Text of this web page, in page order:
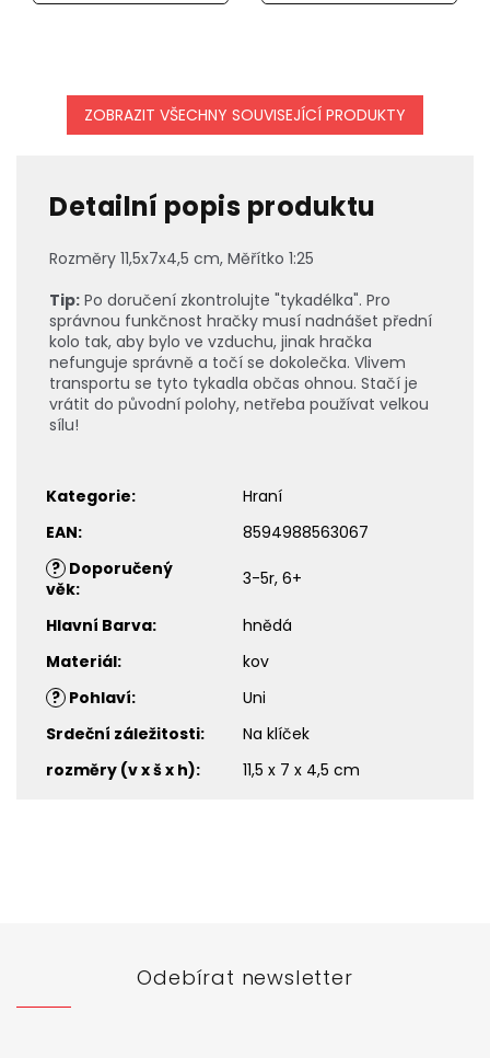
ZOBRAZIT VŠECHNY SOUVISEJÍCÍ PRODUKTY
Detailní popis produktu
Rozměry 11,5x7x4,5 cm, Měřítko 1:25
Tip: Po doručení zkontrolujte "tykadélka". Pro
správnou funkčnost hračky musí nadnášet přední
kolo tak, aby bylo ve vzduchu, jinak hračka
nefunguje správně a točí se dokolečka. Vlivem
transportu se tyto tykadla občas ohnou. Stačí je
vrátit do původní polohy, netřeba používat velkou
sílu!
Kategorie:
Hraní
EAN:
8594988563067
? Doporučený
věk: 3-5r, 6+
Hlavní Barva:
hnědá
Materiál:
kov
? Pohlaví:
Uni
Srdeční záležitosti:
Na klíček
rozměry (v x š x h): 11,5 x 7 x 4,5 cm
Odebírat newsletter